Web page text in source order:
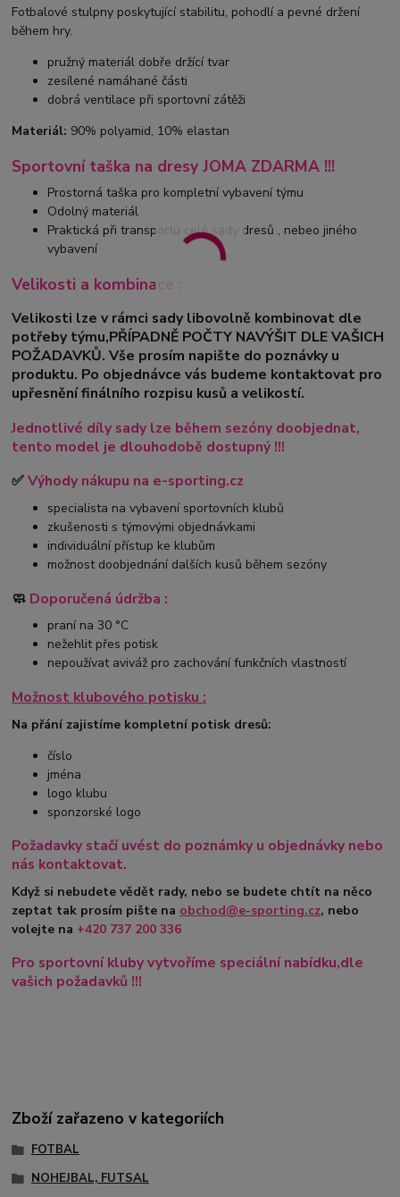
Fotbalové stulpny poskytující stabilitu, pohodlí a pevné držení
během hry.
pružný materiál dobře držící tvar
zesílené namáhané části
dobrá ventilace při sportovní zátěži
Materiál: 90% polyamid, 10% elastan
Sportovní taška na dresy JOMA ZDARMA !!!
Prostorná taška pro kompletní vybavení týmu
Odolný materiál
Praktická při transportu celé sady dresů , nebeo jiného
vybavení
Velikosti a kombinace :
Velikosti lze v rámci sady libovolně kombinovat dle
potřeby týmu,PŘÍPADNĚ POČTY NAVÝŠIT DLE VAŠICH
POŽADAVKŮ. Vše prosím napište do poznávky u
produktu. Po objednávce vás budeme kontaktovat pro
upřesnění finálního rozpisu kusů a velikostí.
Jednotlivé díly sady lze během sezóny doobjednat,
tento model je dlouhodobě dostupný !!!
✅Výhody nákupu na e-sporting.cz
specialista na vybavení sportovních klubů
zkušenosti s týmovými objednávkami
individuální přístup ke klubům
možnost doobjednání dalších kusů během sezóny
🧼 Doporučená údržba :
praní na 30 °C
nežehlit přes potisk
nepoužívat aviváž pro zachování funkčních vlastností
Možnost klubového potisku :
Na přání zajistíme kompletní potisk dresů:
číslo
jména
logo klubu
sponzorské logo
Požadavky stačí uvést do poznámky u objednávky nebo
nás kontaktovat.
Když si nebudete vědět rady, nebo se budete chtít na něco
zeptat tak prosím pište na obchod@e-sporting.cz, nebo
volejte na +420 737 200 336
Pro sportovní kluby vytvoříme speciální nabídku,dle
vašich požadavků !!!
Zboží zařazeno v kategoriích
FOTBAL
NOHEJBAL, FUTSAL